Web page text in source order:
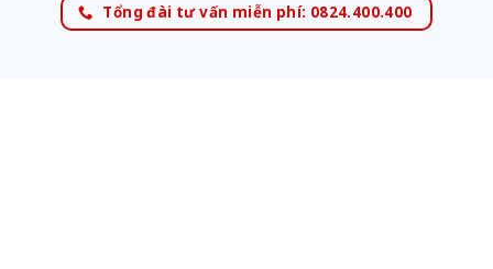
Tổng đài tư vấn miễn phí: 0824.400.400